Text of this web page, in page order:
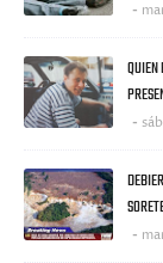
QUIEN